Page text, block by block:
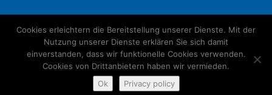
©2023 Dr. Sebastian Franke Praxis für Sport Orthopädie, Müllheim
Cookies erleichtern die Bereitstellung unserer Dienste. Mit der
Nutzung unserer Dienste erklären Sie sich damit
einverstanden, dass wir funktionelle Cookies verwenden.
Cookies von Drittanbietern haben wir vermieden.
Ok
Privacy policy